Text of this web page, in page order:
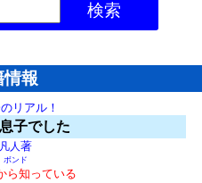
検索
情報
リアル！
子でした
人 著
ンド
ら知っている